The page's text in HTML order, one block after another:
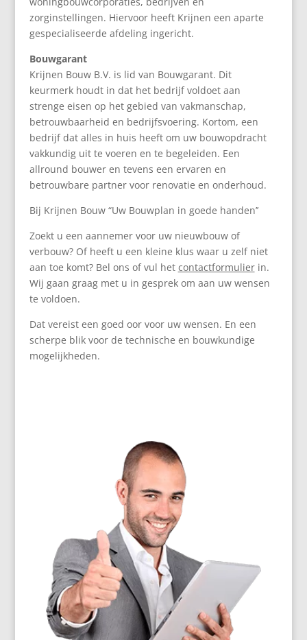
zorginstellingen. Hiervoor heeft Krijnen een aparte
gespecialiseerde afdeling ingericht.
Bouwgarant
Krijnen Bouw B.V. is lid van Bouwgarant. Dit
keurmerk houdt in dat het bedrijf voldoet aan
strenge eisen op het gebied van vakmanschap,
betrouwbaarheid en bedrijfsvoering. Kortom, een
bedrijf dat alles in huis heeft om uw bouwopdracht
vakkundig uit te voeren en te begeleiden. Een
allround bouwer en tevens een ervaren en
betrouwbare partner voor renovatie en onderhoud.
Bij Krijnen Bouw “Uw Bouwplan in goede handen’’
Zoekt u een aannemer voor uw nieuwbouw of
verbouw? Of heeft u een kleine klus waar u zelf niet
aan toe komt? Bel ons of vul het contactformulierin.
Wij gaan graag met u in gesprek om aan uw wensen
te voldoen.
Dat vereist een goed oor voor uw wensen. En een
scherpe blik voor de technische en bouwkundige
mogelijkheden.